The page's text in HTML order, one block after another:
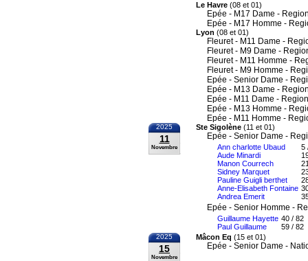
Le Havre (08 et 01)
Epée - M17 Dame -
Epée - M17 Homme -
Lyon (08 et 01)
Fleuret - M11 Dame -
Fleuret - M9 Dame -
Fleuret - M11 Homme -
Fleuret - M9 Homme -
Epée - Senior Dame -
Epée - M13 Dame -
Epée - M11 Dame -
Epée - M13 Homme -
Epée - M11 Homme -
2025
11
Novembre
Ste Sigolène (11 et 01)
Epée - Senior Dame -
Ann charlotte Ubaud
Aude Minardi
Manon Courrech
Sidney Marquet
Pauline Guigli berthet
Anne-Elisabeth Fontaine
Andrea Emerit
5
Epée - Senior Homme -
Guillaume Hayette
Paul Guillaume
40 / 82
59 / 82
2025
15
Novembre
Mâcon Eq (15 et 01)
Epée - Senior Dame -